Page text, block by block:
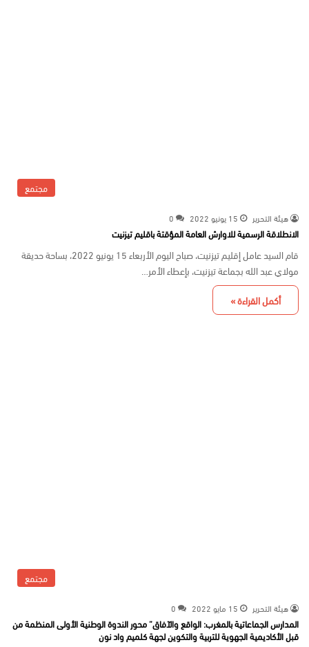
مجتمع
هيئة التحرير 15 يونيو 2022 0
الانطلاقة الرسمية للاوارش العامة المؤقتة باقليم تيزنيت
قام السيد عامل إقليم تيزنيت، صباح اليوم الأربعاء 15 يونيو 2022، بساحة حديقة
مولاي عبد الله بجماعة تيزنيت، بإعطاء الأمر…
أكمل القراءة »
مجتمع
هيئة التحرير 15 مايو 2022 0
المدارس الجماعاتية بالمغرب: الواقع والآفاق” محور الندوة الوطنية الأولى المنظمة من
قبل الأكاديمية الجهوية للتربية والتكوين لجهة كلميم واد نون